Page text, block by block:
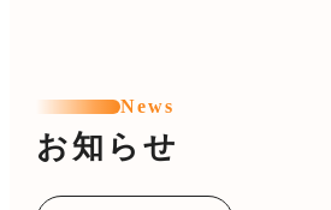
News
お知らせ